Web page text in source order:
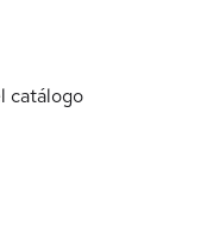
catálogo